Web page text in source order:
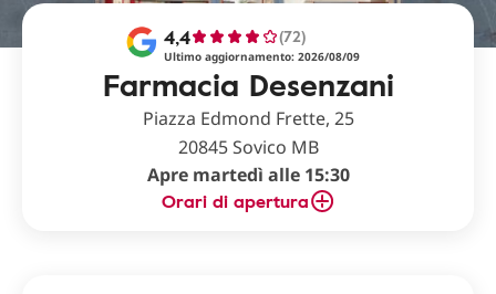
Farmacia Desenzani
4,4 (72)
Ultimo aggiornamento: 2026/08/09
Piazza Edmond Frette, 25
20845 Sovico MB
Apre martedì alle 15:30
Orari di apertura